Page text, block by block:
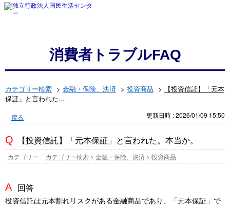
消費者トラブルFAQ
カテゴリー検索 > 金融・保険、決済 > 投資商品 >
【投資信託】「元本
保証」と言われた...
戻る 更新日時 : 2026/01/09 15:50
【投資信託】「元本保証」と言われた。本当か。
カテゴリー : カテゴリー検索 > 金融・保険、決済 > 投資商品
回答
投資信託は元本割れリスクがある金融商品であり、「元本保証」で